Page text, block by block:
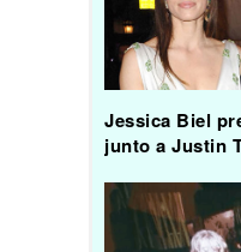
Jessica Biel
junto a Justin